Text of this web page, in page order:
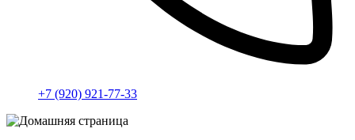
+7 (920) 921-77-33